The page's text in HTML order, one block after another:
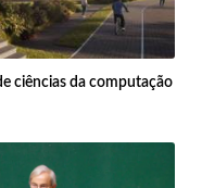
ciências da computação